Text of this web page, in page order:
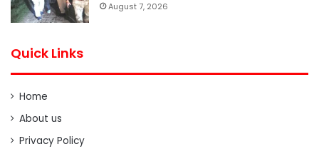
August 7, 2026
Quick Links
Home
About us
Privacy Policy